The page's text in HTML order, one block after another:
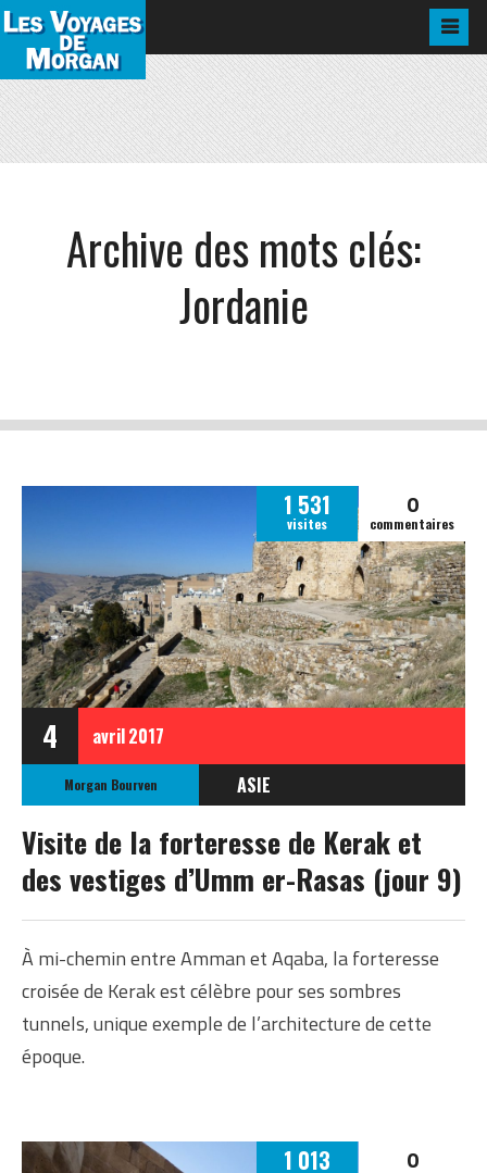
Archive des mots clés:
Jordanie
4 avril2017
1 531
visites
0
commentaires
Morgan Bourven
ASIE
JORDANIE
Visite de la forteresse de Kerak et
des vestiges d’Umm er-Rasas (jour 9)
​À mi-chemin entre Amman et Aqaba, la forteresse
croisée de Kerak est célèbre pour ses sombres
tunnels, unique exemple de l’architecture de cette
époque.
1 013 0